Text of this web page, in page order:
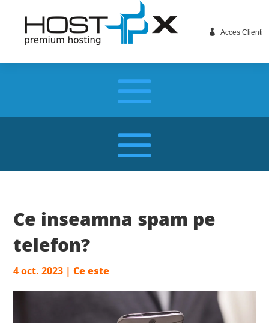
 Acces Clienti
Ce inseamna spam pe
telefon?
4 oct. 2023 |Ce este